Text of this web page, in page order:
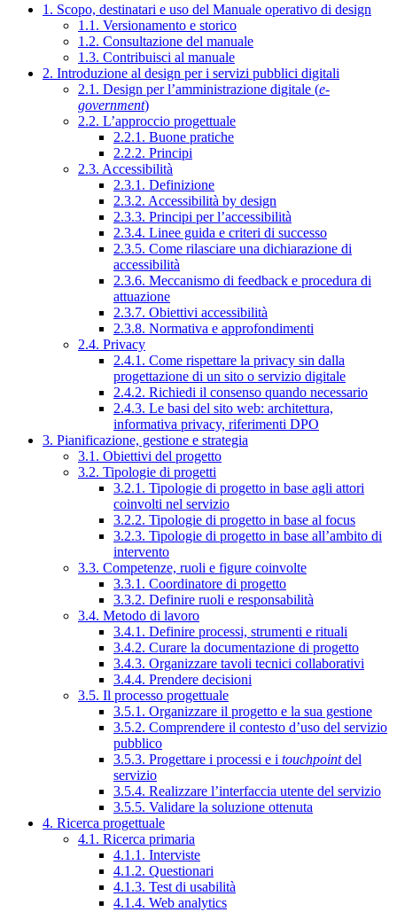
1. Scopo, destinatari e uso del Manuale operativo di design
1.1. Versionamento e storico
1.2. Consultazione del manuale
1.3. Contribuisci al manuale
2. Introduzione al design per i servizi pubblici digitali
2.1. Design per l’amministrazione digitale (e-
government)
2.2. L’approccio progettuale
2.2.1. Buone pratiche
2.2.2. Principi
2.3. Accessibilità
2.3.1. Definizione
2.3.2. Accessibilità by design
2.3.3. Principi per l’accessibilità
2.3.4. Linee guida e criteri di successo
2.3.5. Come rilasciare una dichiarazione di
accessibilità
2.3.6. Meccanismo di feedback e procedura di
attuazione
2.3.7. Obiettivi accessibilità
2.3.8. Normativa e approfondimenti
2.4. Privacy
2.4.1. Come rispettare la privacy sin dalla
progettazione di un sito o servizio digitale
2.4.2. Richiedi il consenso quando necessario
2.4.3. Le basi del sito web: architettura,
informativa privacy, riferimenti DPO
3. Pianificazione, gestione e strategia
3.1. Obiettivi del progetto
3.2. Tipologie di progetti
3.2.1. Tipologie di progetto in base agli attori
coinvolti nel servizio
3.2.2. Tipologie di progetto in base al focus
3.2.3. Tipologie di progetto in base all’ambito di
intervento
3.3. Competenze, ruoli e figure coinvolte
3.3.1. Coordinatore di progetto
3.3.2. Definire ruoli e responsabilità
3.4. Metodo di lavoro
3.4.1. Definire processi, strumenti e rituali
3.4.2. Curare la documentazione di progetto
3.4.3. Organizzare tavoli tecnici collaborativi
3.4.4. Prendere decisioni
3.5. Il processo progettuale
3.5.1. Organizzare il progetto e la sua gestione
3.5.2. Comprendere il contesto d’uso del servizio
pubblico
3.5.3. Progettare i processi e i touchpointdel
servizio
3.5.4. Realizzare l’interfaccia utente del servizio
3.5.5. Validare la soluzione ottenuta
4. Ricerca progettuale
4.1. Ricerca primaria
4.1.1. Interviste
4.1.2. Questionari
4.1.3. Test di usabilità
4.1.4. Web analytics